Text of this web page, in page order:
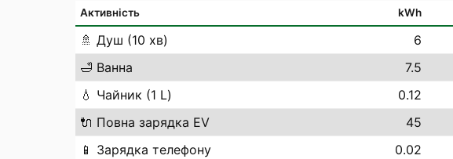
Активність kWh
🚿 Душ (10 хв) 6
🛁 Ванна 7.5
💧 Чайник (1 L) 0.12
🔌 Повна зарядка EV 45
📱 Зарядка телефону 0.02